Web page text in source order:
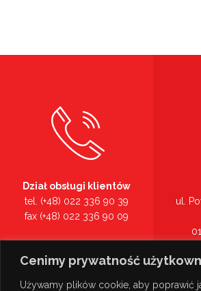
Cenimy prywatność
Używamy plików cookie, aby poprawić
Dział obsługi klientów
tel. (+48) 022 336 90 39
fax (+48) 022 336 90 09
tel. (+48) 022 336 90 00
ul.